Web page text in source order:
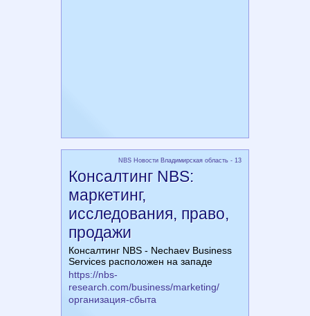
NBS Новости Владимирская область - 13
Консалтинг NBS:
маркетинг,
исследования, право,
продажи
Консалтинг NBS - Nechaev Business
Services расположен на западе
https://nbs-
research.com/business/marketing/
организация-сбыта